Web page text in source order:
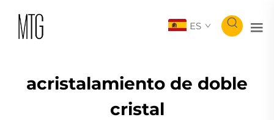
ES
acristalamiento de doble
cristal